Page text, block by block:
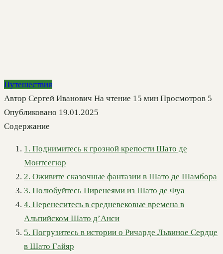
Путешествия
Автор Сергей Иванович На чтение 15 мин Просмотров 5
Опубликовано 19.01.2025
Содержание
1. Поднимитесь к грозной крепости Шато де
Монтсегюр
2. Оживите сказочные фантазии в Шато де Шамбора
3. Полюбуйтесь Пиренеями из Шато де Фуа
4. Перенеситесь в средневековые времена в
Альпийском Шато д’Анси
5. Погрузитесь в истории о Ричарде Львиное Сердце
в Шато Гайяр